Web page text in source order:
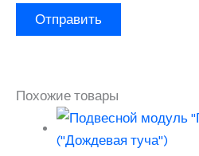
Похожие товары